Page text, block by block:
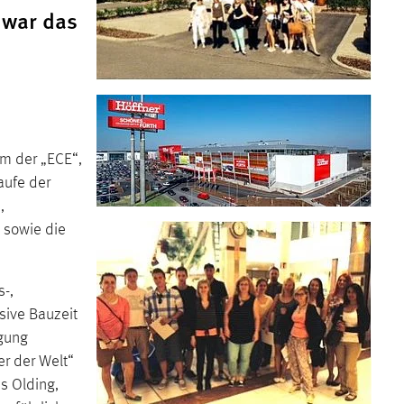
das
der „ECE“,
der
sowie die
,
Bauzeit
der Welt“
Olding,